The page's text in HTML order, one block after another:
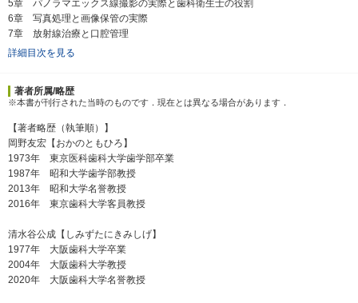
5章 パノラマエックス線撮影の実際と歯科衛生士の役割
6章 写真処理と画像保管の実際
7章 放射線治療と口腔管理
詳細目次を見る
著者所属/略歴
※本書が刊行された当時のものです．現在とは異なる場合があります．
【著者略歴（執筆順）】
岡野友宏【おかのともひろ】
1973年 東京医科歯科大学歯学部卒業
1987年 昭和大学歯学部教授
2013年 昭和大学名誉教授
2016年 東京歯科大学客員教授
清水谷公成【しみずたにきみしげ】
1977年 大阪歯科大学卒業
2004年 大阪歯科大学教授
2020年 大阪歯科大学名誉教授